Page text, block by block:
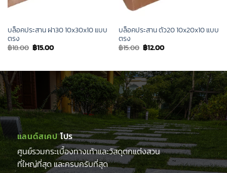
บล็อคประสาน ฝา30 10x30x10 แบบ
ตรง
฿18.00 Original
price
฿15.00Current
บล็อคประสาน ตัว20 10x20x10 แบบ
ตรง
฿15.00 Original
price
฿12.00Current
แลนด์สเคปโปร
ศูนย์รวมกระเบื้องทางเท้าและวัสดุตกแต่งสวน
ที่ใหญ่ที่สุด และครบครับที่สุด